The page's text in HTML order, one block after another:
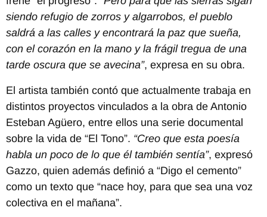
siendo refugio de zorros y algarrobos, el pueblo
saldrá a las calles y encontrará la paz que sueña,
con el corazón en la mano y la frágil tregua de una
tarde oscura que se avecina”, expresa en su obra.
El artista también contó que actualmente trabaja en
distintos proyectos vinculados a la obra de Antonio
Esteban Agüero, entre ellos una serie documental
sobre la vida de “El Tono”. “Creo que esta poesía
habla un poco de lo que él también sentía”, expresó
Gazzo, quien además definió a “Digo el cemento”
como un texto que “nace hoy, para que sea una voz
colectiva en el mañana”.